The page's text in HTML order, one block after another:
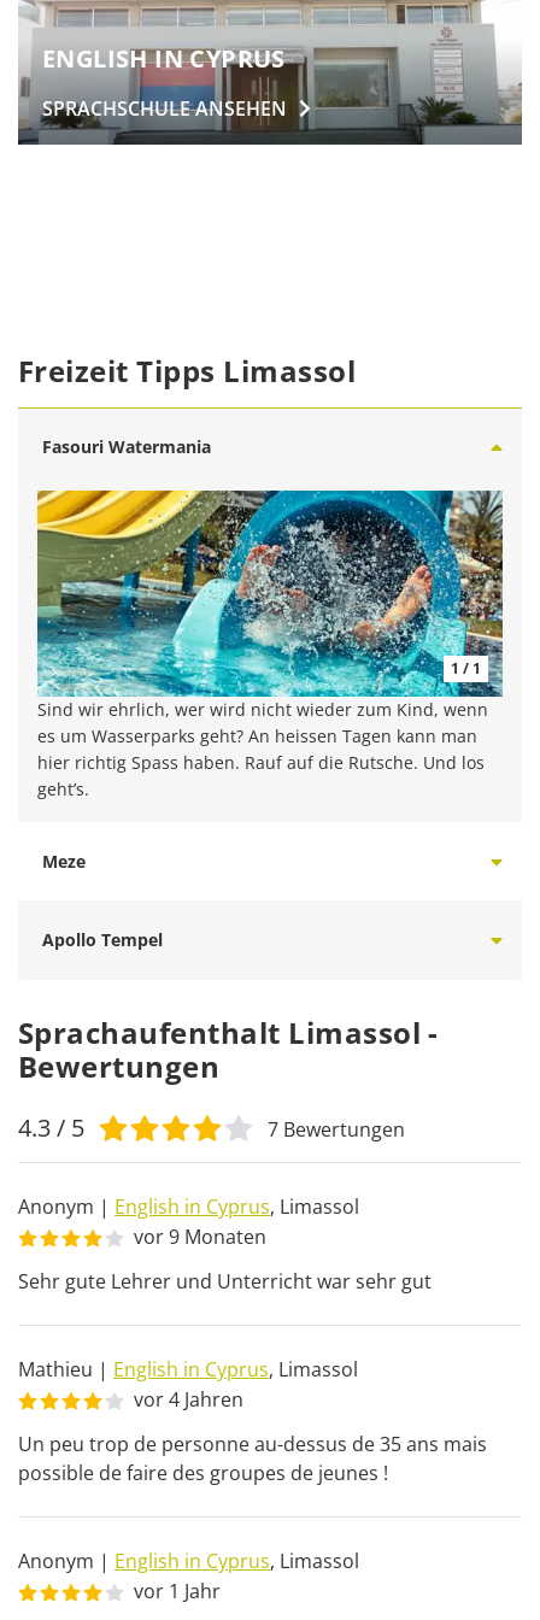
ENGLISH IN CYPRUS
SPRACHSCHULEANSEHEN
Freizeit Tipps Limassol
Fasouri Watermania
1 / 1
Sind wir ehrlich, wer wird nicht wieder zum Kind, wenn
es um Wasserparks geht? An heissen Tagen kann man
hier richtig Spass haben. Rauf auf die Rutsche. Und los
geht’s.
Meze
Apollo Tempel
Sprachaufenthalt Limassol -
Bewertungen
4.3/ 5 7 Bewertungen
Anonym | English in Cyprus, Limassol
vor 9 Monaten
Sehr gute Lehrer und Unterricht war sehr gut
Mathieu | English in Cyprus, Limassol
vor 4 Jahren
Un peu trop de personne au-dessus de 35 ans mais
possible de faire des groupes de jeunes !
Anonym | English in Cyprus, Limassol
vor 1 Jahr